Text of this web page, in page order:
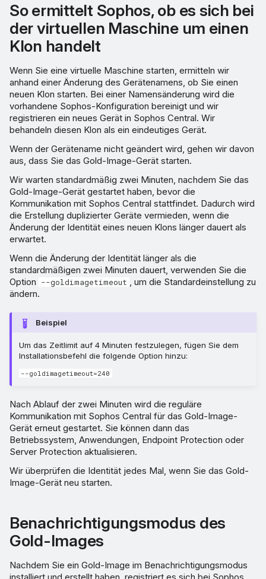
So ermittelt Sophos, ob es sich bei
der virtuellen Maschine um einen
Klon handelt
Wenn Sie eine virtuelle Maschine starten, ermitteln wir
anhand einer Änderung des Gerätenamens, ob Sie einen
neuen Klon starten. Bei einer Namensänderung wird die
vorhandene Sophos-Konfiguration bereinigt und wir
registrieren ein neues Gerät in Sophos Central. Wir
behandeln diesen Klon als ein eindeutiges Gerät.
Wenn der Gerätename nicht geändert wird, gehen wir davon
aus, dass Sie das Gold-Image-Gerät starten.
Wir warten standardmäßig zwei Minuten, nachdem Sie das
Gold-Image-Gerät gestartet haben, bevor die
Kommunikation mit Sophos Central stattfindet. Dadurch wird
die Erstellung duplizierter Geräte vermieden, wenn die
Änderung der Identität eines neuen Klons länger dauert als
erwartet.
Wenn die Änderung der Identität länger als die
standardmäßigen zwei Minuten dauert, verwenden Sie die
Option
--goldimagetimeout , um die Standardeinstellung zu
ändern.
Beispiel
Um das Zeitlimit auf 4 Minuten festzulegen, fügen Sie dem
Installationsbefehl die folgende Option hinzu:
--goldimagetimeout=240
Nach Ablauf der zwei Minuten wird die reguläre
Kommunikation mit Sophos Central für das Gold-Image-
Gerät erneut gestartet. Sie können dann das
Betriebssystem, Anwendungen, Endpoint Protection oder
Server Protection aktualisieren.
Wir überprüfen die Identität jedes Mal, wenn Sie das Gold-
Image-Gerät neu starten.
Benachrichtigungsmodus des
Gold-Images
Nachdem Sie ein Gold-Image im Benachrichtigungsmodus